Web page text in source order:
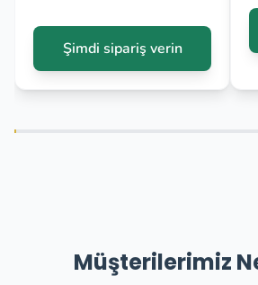
Şimdi sipariş verin
Müşterilerimiz